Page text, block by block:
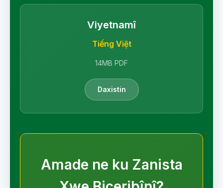
Viyetnamî
Tiếng Việt
14MB PDF
Daxistin
Amade ne ku Zanista